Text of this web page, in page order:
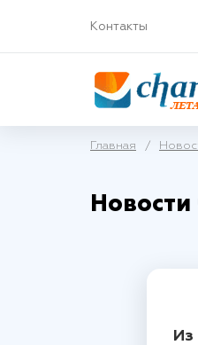
Контакты
Главная /